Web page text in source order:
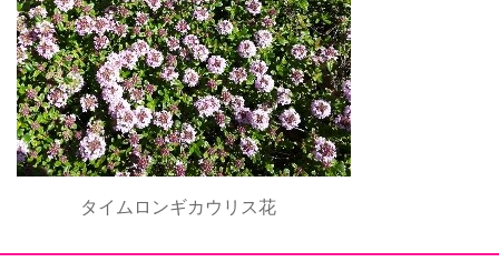
タイムロンギカウリス花